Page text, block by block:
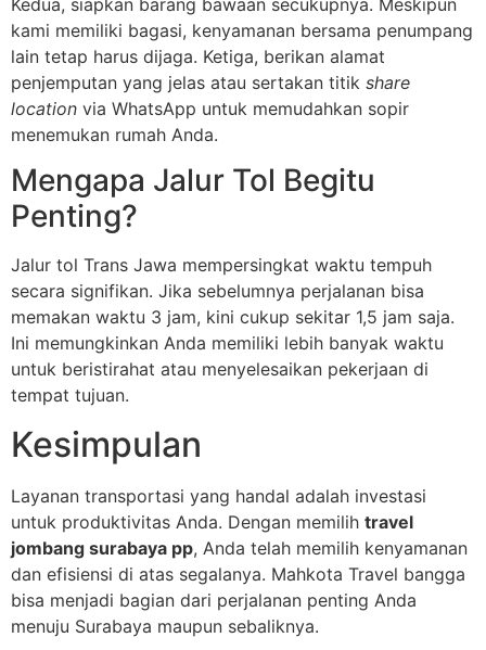
Kedua, siapkan barang bawaan secukupnya. Meskipun
kami memiliki bagasi, kenyamanan bersama penumpang
lain tetap harus dijaga. Ketiga, berikan alamat
penjemputan yang jelas atau sertakan titik share
location via WhatsApp untuk memudahkan sopir
menemukan rumah Anda.
Mengapa Jalur Tol Begitu
Penting?
Jalur tol Trans Jawa mempersingkat waktu tempuh
secara signifikan. Jika sebelumnya perjalanan bisa
memakan waktu 3 jam, kini cukup sekitar 1,5 jam saja.
Ini memungkinkan Anda memiliki lebih banyak waktu
untuk beristirahat atau menyelesaikan pekerjaan di
tempat tujuan.
Kesimpulan
Layanan transportasi yang handal adalah investasi
untuk produktivitas Anda. Dengan memilih travel
jombang surabaya pp, Anda telah memilih kenyamanan
dan efisiensi di atas segalanya. Mahkota Travel bangga
bisa menjadi bagian dari perjalanan penting Anda
menuju Surabaya maupun sebaliknya.